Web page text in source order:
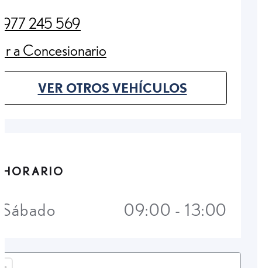
977 245 569
(Opens in new tab)
Ir a Concesionario
(Opens in new tab)
VER OTROS VEHÍCULOS
(OPENS IN NEW TAB)
HORARIO
Sábado 09:00 - 13:00